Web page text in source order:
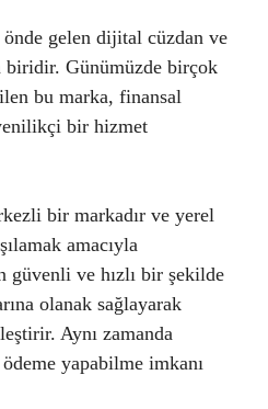
gelen dijital cüzdan ve
biridir. Günümüzde birçok
bu marka, finansal
bir hizmet
bir markadır ve yerel
amacıyla
güvenli ve hızlı bir şekilde
olanak sağlayarak
Aynı zamanda
yapabilme imkanı